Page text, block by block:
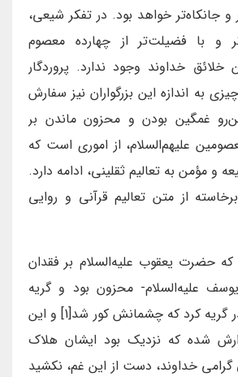
جانکاه‌تر خواهد بود. در تفکر شیعی،
و با فضیلت‌تر از چهارده معصوم
خلائق خداوند وجود ندارد. پروردگار
به اندازه این بزرگواران نیز سفارش
غمگین بودن و محزون ماندن بر
علیهم‌السلام، از اموری است که
و مؤمن به تعالیم ثقلینی، ادامه دارد.
از متن تعالیم قرآنی و روایی
که حضرت یعقوب علیه‌السلام بر فقدان
علیه‌السلام- محزون بود و گریه
می‌کرد. ایشان آنقدر گریه کرد که چشمانش کور شد[1] و این
شده که نزدیک بود ایشان هلاک
گرامی خداوند، دست از این غم، نکشید